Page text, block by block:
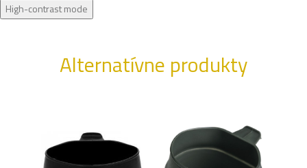
High-contrast mode
Alternatívne produkty